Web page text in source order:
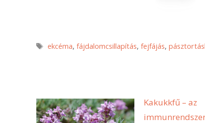
Címkék
ekcéma,fájdalomcsillapítás,fejfájás,
Kakukkfű – az